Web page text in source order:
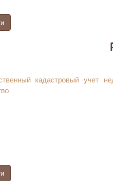
кадастровый учет